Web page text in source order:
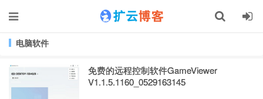
电脑软件
免费的远程控制软件GameViewer
V1.1.5.1160_0529163145